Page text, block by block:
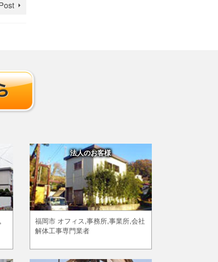
法人のお客様
福岡市 オフィス,事務所,事業所,会社
解体工事専門業者